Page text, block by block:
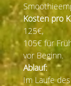
Kosten pro
125€,
105€ für
vor Beginn.
Ablauf:
Im Laufe